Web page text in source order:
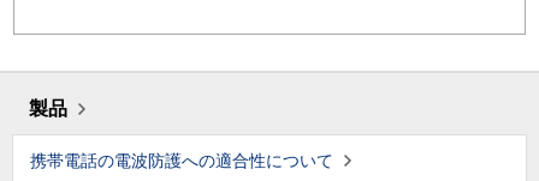
製品
携帯電話の電波防護への適合性について